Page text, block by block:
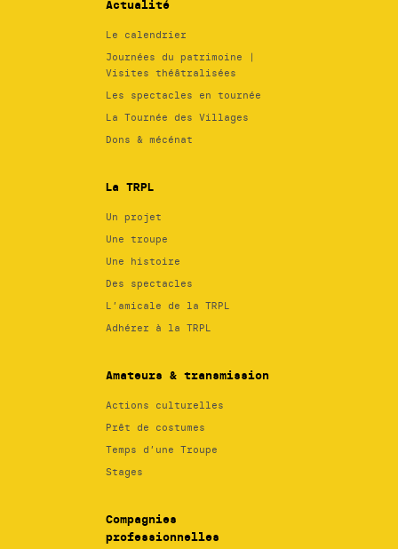
Actualité
Le calendrier
Journées du patrimoine |
Visites théâtralisées
Les spectacles en tournée
La Tournée des Villages
Dons & mécénat
La TRPL
Un projet
Une troupe
Une histoire
Des spectacles
L’amicale de la TRPL
Adhérer à la TRPL
Amateurs & transmission
Actions culturelles
Prêt de costumes
Temps d’une Troupe
Stages
Compagnies
professionnelles